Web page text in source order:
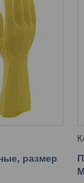
размер